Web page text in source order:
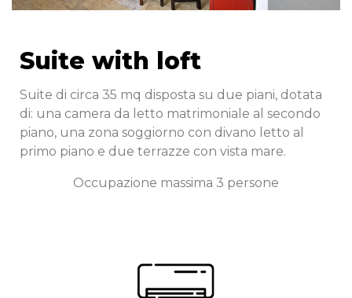
Suite with loft
Suite di circa 35 mq disposta su due piani, dotata
di: una camera da letto matrimoniale al secondo
piano, una zona soggiorno con divano letto al
primo piano e due terrazze con vista mare.
Occupazione massima 3 persone